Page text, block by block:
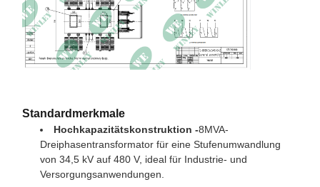
Volllastverlust (in Watt)
bei 100%
23,450 Watt
Abmessungen* 83 L x 75 D x 75 W
Standardmerkmale
Hochkapazitätskonstruktion -8MVA-
Dreiphasentransformator für eine Stufenumwandlung
von 34,5 kV auf 480 V, ideal für Industrie- und
Versorgungsanwendungen.